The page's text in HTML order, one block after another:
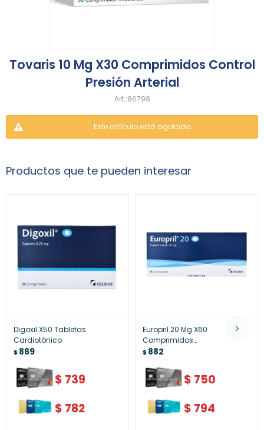
Tovaris 10 Mg X30 Comprimidos Control
Presión Arterial
86798
Este artículo está agotado.
Productos que te pueden interesar
Digoxil X50 Tabletas
Cardiotónico
$869
$ 739
$ 782
Europril 20 Mg X60
Comprimidos
Antihipertensivo
$882
$ 750
$ 794